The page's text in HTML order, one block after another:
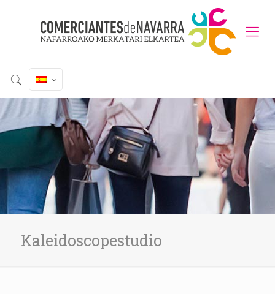
Kaleidoscopestudio